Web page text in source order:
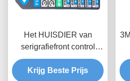
Het HUISDIER van
serigrafiefront control
panel graphic drukte
digitaal Bekledingen
Krijg Beste Prijs